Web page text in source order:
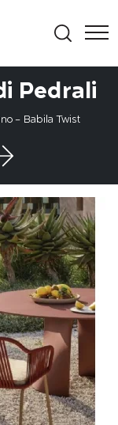
Pedrali
- Babila Twist